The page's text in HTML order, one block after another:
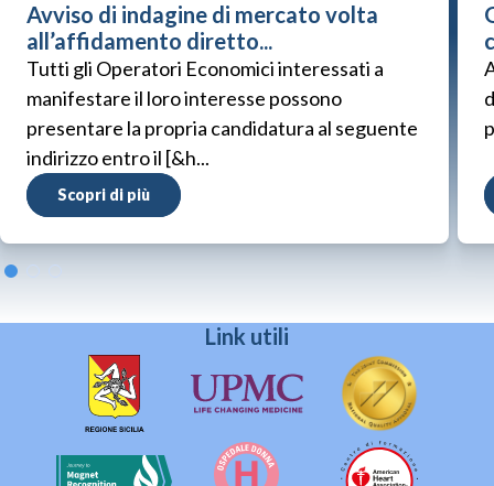
Avviso di indagine di mercato volta
all’affidamento diretto...
Tutti gli Operatori Economici interessati a
manifestare il loro interesse possono
presentare la propria candidatura al seguente
indirizzo entro il [&h...
Scopri di più
Link utili